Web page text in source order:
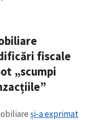
fiscale
„scumpi
și-a exprimat